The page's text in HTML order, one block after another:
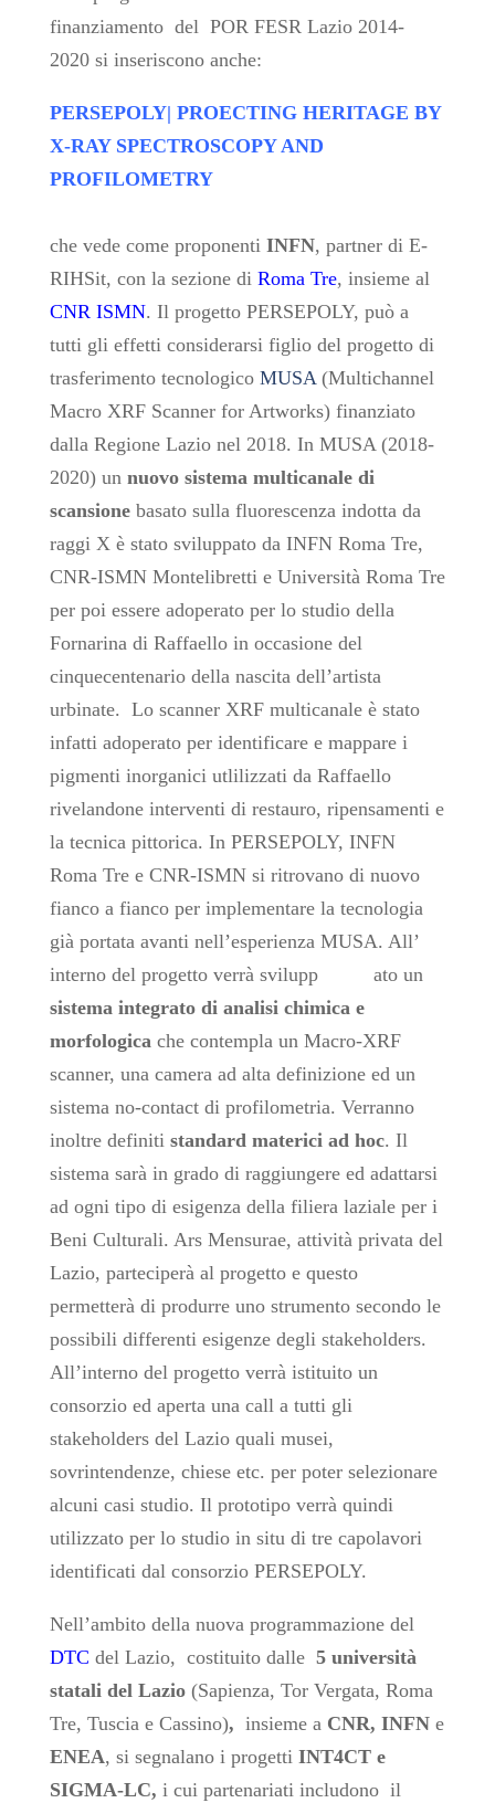
finanziamento del POR FESR Lazio 2014-
2020si inseriscono anche:
PERSEPOLY| PROECTING HERITAGE BY
X-RAY SPECTROSCOPY AND
PROFILOMETRY
che vede come proponenti INFN, partner di E-
RIHSit, con la sezione di Roma Tre, insieme al
CNR ISMN. Il progetto PERSEPOLY, può a
tutti gli effetti considerarsi figlio del progetto di
trasferimento tecnologico MUSA(Multichannel
Macro XRF Scanner for Artworks) finanziato
dalla Regione Lazio nel 2018. In MUSA (2018-
2020) un nuovo sistema multicanale di
scansionebasato sulla fluorescenza indotta da
raggi X è stato sviluppato da INFN Roma Tre,
CNR-ISMN Montelibretti e Università Roma Tre
per poi essere adoperato per lo studio della
Fornarina di Raffaello in occasione del
cinquecentenario della nascita dell’artista
urbinate. Lo scanner XRF multicanale è stato
infatti adoperato per identificare e mappare i
pigmenti inorganici utlilizzati da Raffaello
rivelandone interventi di restauro, ripensamenti e
la tecnica pittorica. In PERSEPOLY, INFN
Roma Tre e CNR-ISMN si ritrovano di nuovo
fianco a fianco per implementare la tecnologia
già portata avanti nell’esperienza MUSA. All’
interno del progetto verrà svilupp ato un
sistema integrato di analisi chimica e
morfologicache contempla un Macro-XRF
scanner, una camera ad alta definizione ed un
sistema no-contact di profilometria. Verranno
inoltre definiti standard materici ad hoc. Il
sistema sarà in grado di raggiungere ed adattarsi
ad ogni tipo di esigenza della filiera laziale per i
Beni Culturali. Ars Mensurae, attività privata del
Lazio, parteciperà al progetto e questo
permetterà di produrre uno strumento secondo le
possibili differenti esigenze degli stakeholders.
All’interno del progetto verrà istituito un
consorzio ed aperta una call a tutti gli
stakeholders del Lazio quali musei,
sovrintendenze, chiese etc. per poter selezionare
alcuni casi studio. Il prototipo verrà quindi
utilizzato per lo studio in situ di tre capolavori
identificati dal consorzio PERSEPOLY.
Nell’ambito della nuova programmazione del
DTC del Lazio, costituito dalle 5 università
statali del Lazio (Sapienza, Tor Vergata, Roma
Tre, Tuscia e Cassino), insieme a CNR, INFN e
ENEA, si segnalano i progettiINT4CT e
SIGMA-LC, i cui partenariati includono il